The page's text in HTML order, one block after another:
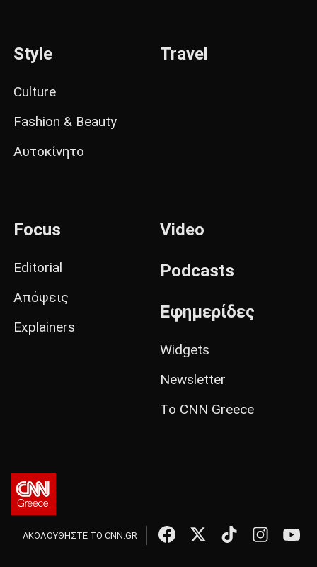
Style
Culture
Fashion & Beauty
Αυτοκίνητο
Travel
Focus
Editorial
Απόψεις
Explainers
Video
Podcasts
Εφημερίδες
Widgets
Newsletter
Το CNN Greece
ΑΚΟΛΟΥΘΗΣΤΕ ΤΟ CNN.GR